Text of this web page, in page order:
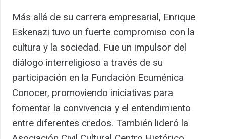
Más allá de su carrera empresarial, Enrique
Eskenazi tuvo un fuerte compromiso con la
cultura y la sociedad. Fue un impulsor del
diálogo interreligioso a través de su
participación en la Fundación Ecuménica
Conocer, promoviendo iniciativas para
fomentar la convivencia y el entendimiento
entre diferentes credos. También lideró la